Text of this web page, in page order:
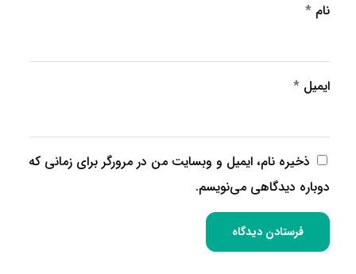
نام *
ایمیل *
ذخیره نام، ایمیل و وبسایت من در مرورگر برای زمانی که
دوباره دیدگاهی می‌نویسم.